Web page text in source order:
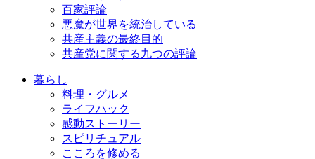
百家評論
悪魔が世界を統治している
共産主義の最終目的
共産党に関する九つの評論
暮らし
料理・グルメ
ライフハック
感動ストーリー
スピリチュアル
こころを修める